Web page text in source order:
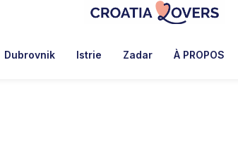
réveiller
Dubrovnik Istrie Zadar À PROPOS